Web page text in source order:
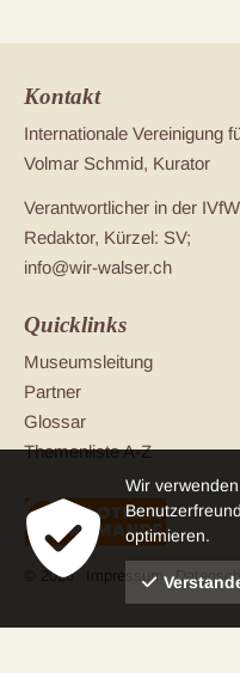
Kontakt
Internationale Vereinigung
Volmar Schmid, Kurator
Verantwortlicher in der
Redaktor, Kürzel: SV;
info@wir-walser.ch
Quicklinks
Museumsleitung
Partner
Glossar
Themenliste A-Z
© 2026 Impressum
Wir
optimieren.